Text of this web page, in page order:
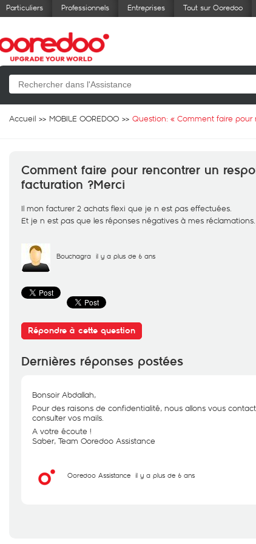
Particuliers Professionnels Entreprises Tout sur Ooredoo
Accueil MOBILE OOREDOO Question: « Comment faire pour
Comment faire pour rencontrer un
facturation ?Merci
Il mon facturer 2 achats flexi que je n est pas effectuées.
Et je n est pas que les réponses négatives à mes réclamations.
Bouchagra il y a plus de 6 ans
Répondre à cette question
Dernières réponses postées
Bonsoir Abdallah,
Pour des raisons de confidentialité, nous allons vous
consulter vos mails.
A votre écoute !
Saber, Team Ooredoo Assistance
Ooredoo Assistance il y a plus de 6 ans